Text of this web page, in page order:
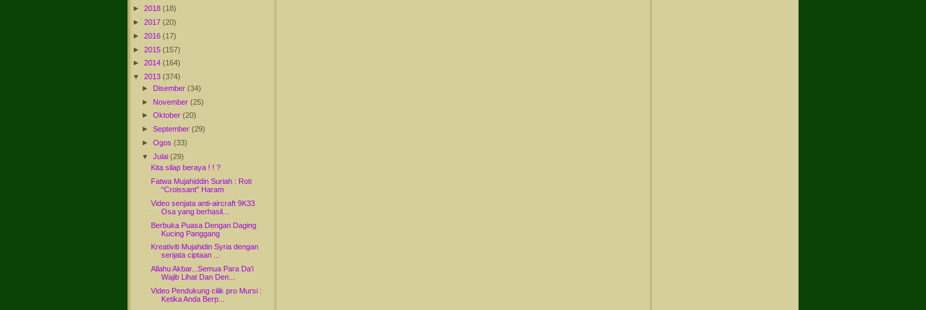
► 2018 (18)
► 2017 (20)
► 2016 (17)
► 2015 (157)
► 2014 (164)
▼
2013 (374)
► Disember(34)
► November(25)
►Oktober(20)
►September(29)
►Ogos(33)
▼
Julai(29)
Kita silap beraya ! ! ?
Fatwa Mujahiddin Suriah : Roti
“Croissant” Haram
Video senjata anti-aircraft 9K33
Osa yang berhasil...
Berbuka Puasa Dengan Daging
Kucing Panggang
Kreativiti Mujahidin Syria dengan
senjata ciptaan ...
Allahu Akbar...Semua Para Da'i
Wajib Lihat Dan Den...
Video Pendukung cilik pro Mursi :
Ketika Anda Berp...